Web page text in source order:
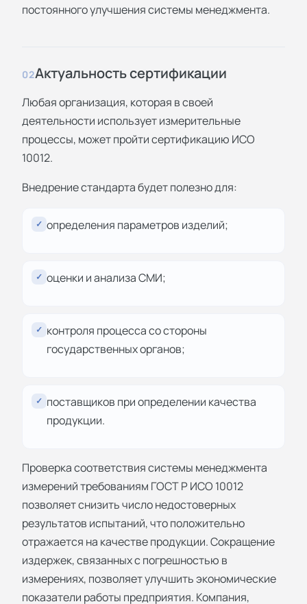
постоянного улучшения системы менеджмента.
02Актуальность сертификации
Любая организация, которая в своей
деятельности использует измерительные
процессы, может пройти сертификацию ИСО
10012.
Внедрение стандарта будет полезно для:
✓ определения параметров изделий;
✓ оценки и анализа СМИ;
✓ контроля процесса со стороны
государственных органов;
✓ поставщиков при определении качества
продукции.
Проверка соответствия системы менеджмента
измерений требованиям ГОСТ Р ИСО 10012
позволяет снизить число недостоверных
результатов испытаний, что положительно
отражается на качестве продукции. Сокращение
издержек, связанных с погрешностью в
измерениях, позволяет улучшить экономические
показатели работы предприятия. Компания,